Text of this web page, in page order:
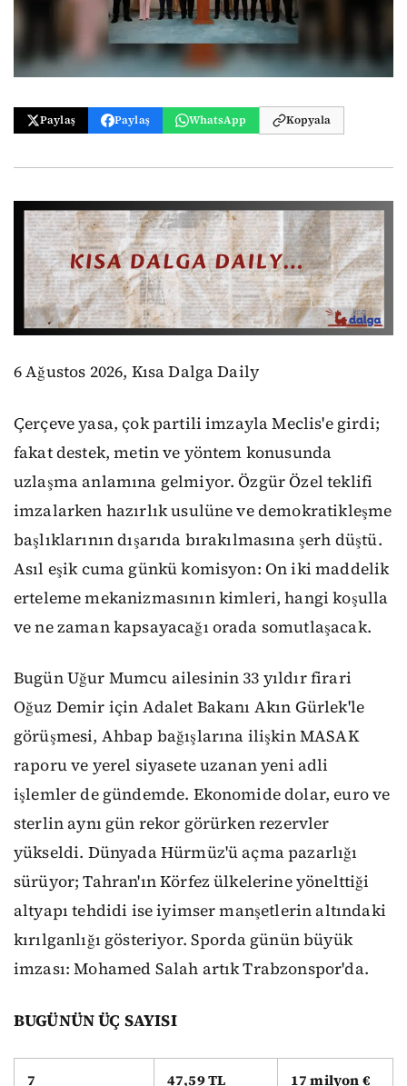
Paylaş Paylaş WhatsApp Kopyala
6 Ağustos 2026, Kısa Dalga Daily
Çerçeve yasa, çok partili imzayla Meclis'e girdi;
fakat destek, metin ve yöntem konusunda
uzlaşma anlamına gelmiyor. Özgür Özel teklifi
imzalarken hazırlık usulüne ve demokratikleşme
başlıklarının dışarıda bırakılmasına şerh düştü.
Asıl eşik cuma günkü komisyon: On iki maddelik
erteleme mekanizmasının kimleri, hangi koşulla
ve ne zaman kapsayacağı orada somutlaşacak.
Bugün Uğur Mumcu ailesinin 33 yıldır firari
Oğuz Demir için Adalet Bakanı Akın Gürlek'le
görüşmesi, Ahbap bağışlarına ilişkin MASAK
raporu ve yerel siyasete uzanan yeni adli
işlemler de gündemde. Ekonomide dolar, euro ve
sterlin aynı gün rekor görürken rezervler
yükseldi. Dünyada Hürmüz'ü açma pazarlığı
sürüyor; Tahran'ın Körfez ülkelerine yönelttiği
altyapı tehdidi ise iyimser manşetlerin altındaki
kırılganlığı gösteriyor. Sporda günün büyük
imzası: Mohamed Salah artık Trabzonspor'da.
BUGÜNÜN ÜÇ SAYISI
7 47,59 TL 17 milyon €